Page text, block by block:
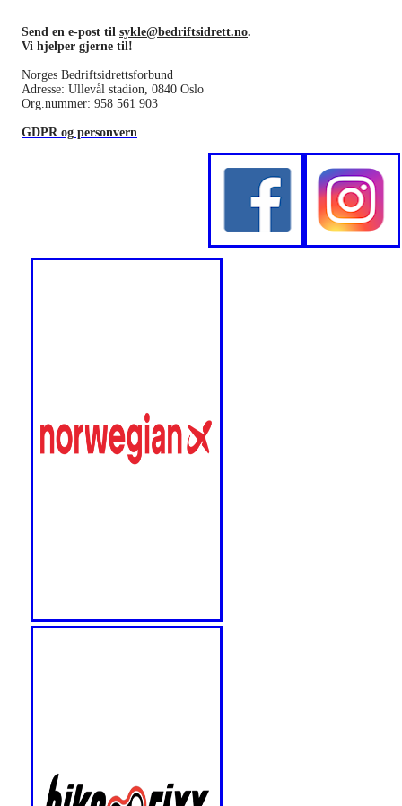
Send en e-post til sykle@bedriftsidrett.no.
Vi hjelper gjerne til!
Norges Bedriftsidrettsforbund
Adresse: Ullevål stadion, 0840 Oslo
Org.nummer: 958 561 903
GDPR og personvern